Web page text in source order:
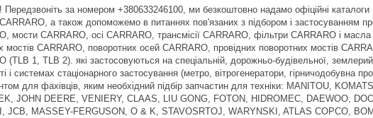
за номером +380633246100, ми безкоштовно надамо офіційні каталоги
а також допоможемо в питаннях пов'язаних з підбором і застосуванням
мости CARRARO, осі CARRARO, трансмісії CARRARO, фільтри CARRARO і
мостів CARRARO, поворотних осей CARRARO, провідних поворотних мостів
(TLB 1, TLB 2). які застосовуються на спеціальній, дорожньо-будівельної,
і системах стаціонарного застосування (метро, вітрогенератори, гірничодобувна
для фахівців, яким необхідний підбір запчастин для техніки: MANITOU,
JOHN DEERE, VENIERY, CLAAS, LIU GONG, FOTON, HIDROMEC, DAEWOO,
JCB, MASSEY-FERGUSON, O & K, STAVOSRTOJ, WARYNSKI, ATLAS COPCO,